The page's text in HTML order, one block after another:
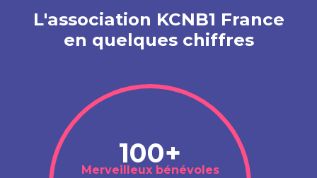
L'association KCNB1 France
en quelques chiffres
100+
Merveilleux bénévoles